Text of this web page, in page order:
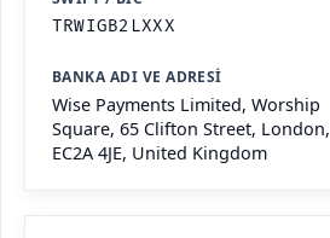
TRWIGB2LXXX
BANKA ADI VE ADRESI
Wise Payments Limited, Worship
Square, 65 Clifton Street, London,
EC2A 4JE, United Kingdom